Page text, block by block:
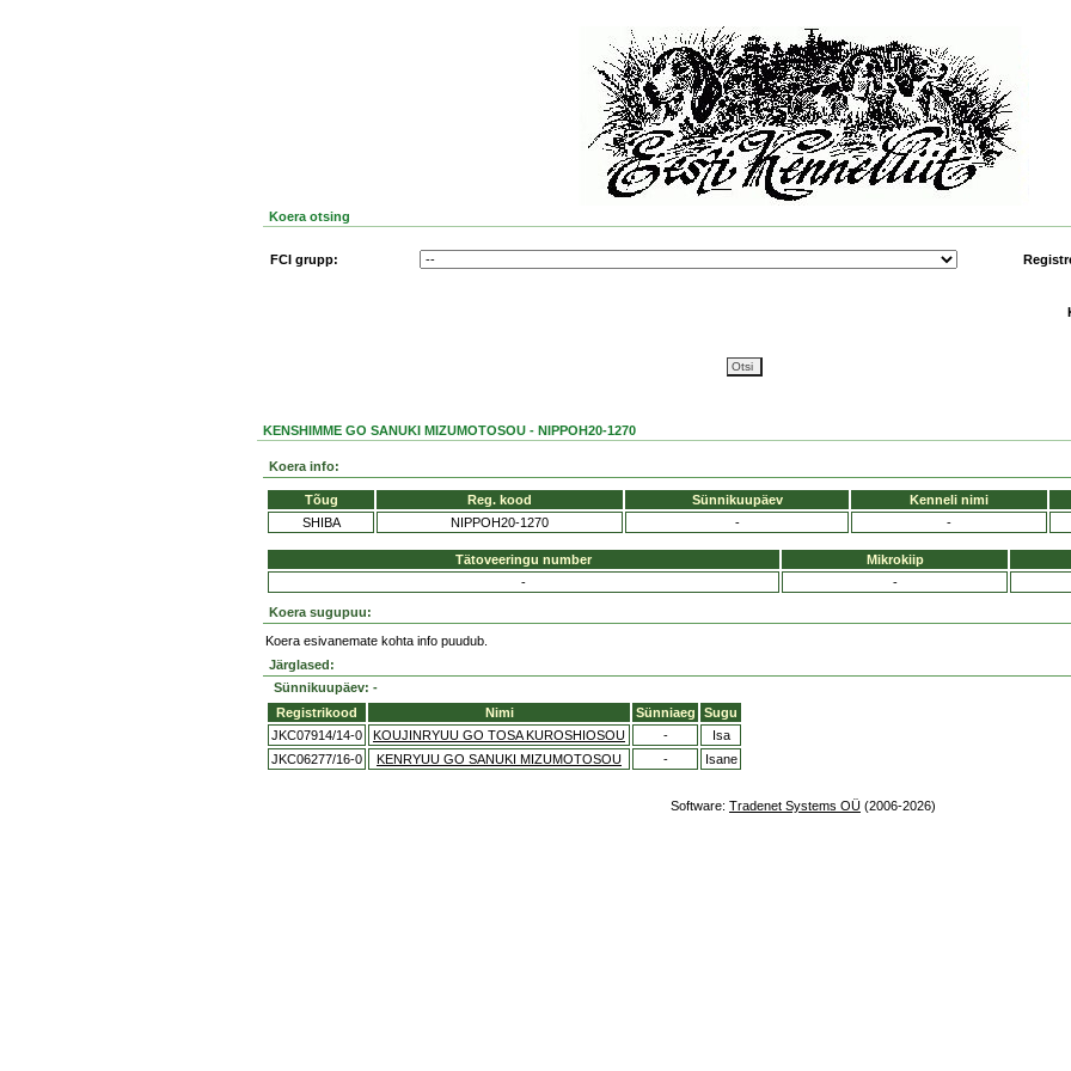
Koera otsing
FCI grupp:
KENSHIMME GO SANUKI MIZUMOTOSOU - NIPPOH20-1270
Koera info:
Tõug Reg. kood Sünnikuupäev Kenneli nimi
SHIBA
NIPPOH20-1270 - -
Tätoveeringu number Mikrokiip
-
-
Koera sugupuu:
Koera esivanemate kohta info puudub.
Järglased:
Sünnikuupäev: -
Registrikood
Nimi Sünniaeg
Sugu
JKC07914/14-0
KOUJINRYUU GO TOSA KUROSHIOSOU -
Isa
JKC06277/16-0
KENRYUU GO SANUKI MIZUMOTOSOU - Isane
Software: Tradenet Systems OÜ (2006-2026)